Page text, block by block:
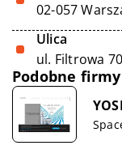
02-057
Ulica
ul. Filtrowa
Podobne firmy